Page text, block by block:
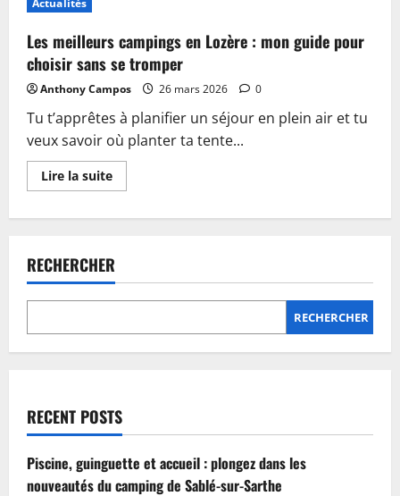
accueil
:
plongez
dans
les
nouveautés
du
camping
de
Sablé-
sur-
Sarthe
Actualités
Les meilleurs campings en Lozère : mon guide pour
choisir sans se tromper
Anthony Campos 26 mars 2026 0
Tu t’apprêtes à planifier un séjour en plein air et tu
veux savoir où planter ta tente...
Lire la suiteEn
savoir
en
Lozère
:
mon
choisir
sans
RECHERCHER
RECHERCHER
RECENT POSTS
Piscine, guinguette et accueil : plongez dans les
nouveautés du camping de Sablé-sur-Sarthe